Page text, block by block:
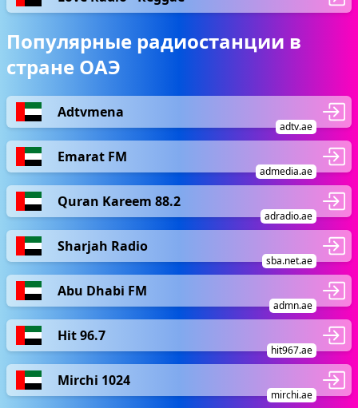
Популярные радиостанции в
стране ОАЭ
Adtvmena
adtv.ae
Emarat FM
admedia.ae
Quran Kareem 88.2
adradio.ae
Sharjah Radio
sba.net.ae
Abu Dhabi FM
admn.ae
Hit 96.7
hit967.ae
Mirchi 1024
mirchi.ae